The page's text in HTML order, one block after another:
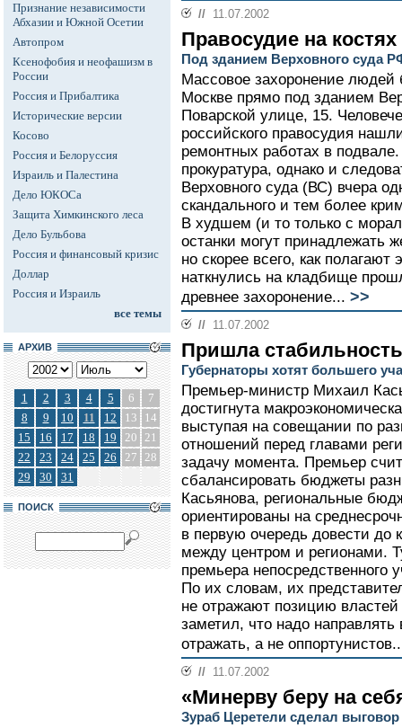
Признание независимости
Абхазии и Южной Осетии
Автопром
Ксенофобия и неофашизм в
России
Россия и Прибалтика
Исторические версии
Косово
Россия и Белоруссия
Израиль и Палестина
Дело ЮКОСа
Защита Химкинского леса
Дело Бульбова
Россия и финансовый кризис
Доллар
Россия и Израиль
все темы
АРХИВ
1 2 3 4 5 6
7
8
9 10 11 12 13
14
15
16 17 18 19 20 21
22
23 24 25 26 27 28
29
30 31
ПОИСК
// 11.07.2002
Правосудие на костях
Под зданием Верховного суда
Массовое захоронение людей
Москве прямо под зданием
Поварской улице, 15.
российского правосудия
ремонтных работах в
прокуратура, однако и
Верховного суда (ВС) вчера
скандального и тем более
В худшем (и то только с
останки могут принадлежать
но скорее всего, как полагают
наткнулись на кладбище
древнее захоронение... >>
// 11.07.2002
Пришла
Губернаторы хотят большего
Премьер-министр Михаил
достигнута
выступая на совещании по
отношений перед главами
задачу момента. Премьер
сбалансировать бюджеты
Касьянова, региональные
ориентированы на
в первую очередь довести до
между центром и регионами.
премьера непосредственного
По их словам, их
не отражают позицию
заметил, что надо направлять
отражать, а не
// 11.07.2002
«Минерву беру на
Зураб Церетели сделал выговор